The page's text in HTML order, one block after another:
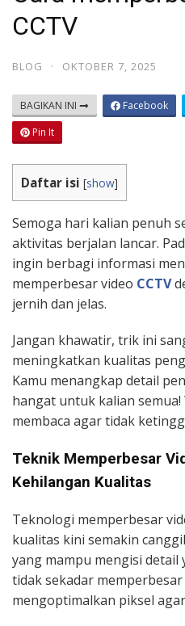
CCTV
BLOG · OKTOBER 7, 2025
BAGIKAN INI Facebook
Pin It
Daftar isi [show]
Semoga hari kalian penuh
aktivitas berjalan lancar.
ingin berbagi informasi
memperbesar video CCTV
jernih dan jelas.
Jangan khawatir, trik ini
meningkatkan kualitas
Kamu menangkap detail
hangat untuk kalian
membaca agar tidak
Teknik Memperbesar
Kehilangan Kualitas
Teknologi memperbesar
kualitas kini semakin
yang mampu mengisi detail
tidak sekadar
mengoptimalkan piksel